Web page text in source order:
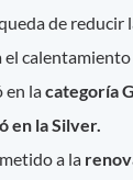
de reducir
calentamiento
en lacategoría
en la Silver.
a la